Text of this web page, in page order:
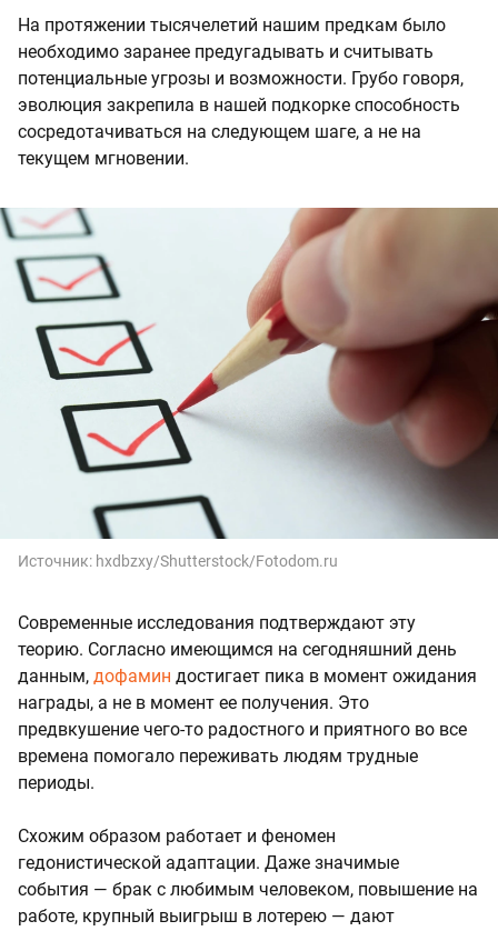
На протяжении тысячелетий нашим предкам было
необходимо заранее предугадывать и считывать
потенциальные угрозы и возможности. Грубо говоря,
эволюция закрепила в нашей подкорке способность
сосредотачиваться на следующем шаге, а не на
текущем мгновении.
Источник: hxdbzxy/Shutterstock/Fotodom.ru
Современные исследования подтверждают эту
теорию. Согласно имеющимся на сегодняшний день
данным, дофамин достигает пика в момент ожидания
награды, а не в момент ее получения. Это
предвкушение чего-то радостного и приятного во все
времена помогало переживать людям трудные
периоды.
Схожим образом работает и феномен
гедонистической адаптации. Даже значимые
события — брак с любимым человеком, повышение на
работе, крупный выигрыш в лотерею — дают